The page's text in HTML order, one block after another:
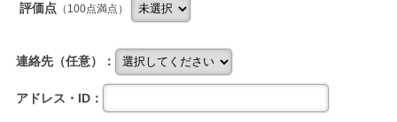
評価点 （100点満点）
連絡先（任意）：
アドレス・ID：